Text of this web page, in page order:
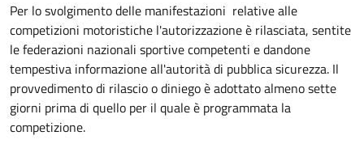
Per lo svolgimento delle manifestazioni relative alle
competizioni motoristiche l'autorizzazione è rilasciata, sentite
le federazioni nazionali sportive competenti e dandone
tempestiva informazione all'autorità di pubblica sicurezza. Il
provvedimento di rilascio o diniego è adottato almeno sette
giorni prima di quello per il quale è programmata la
competizione.